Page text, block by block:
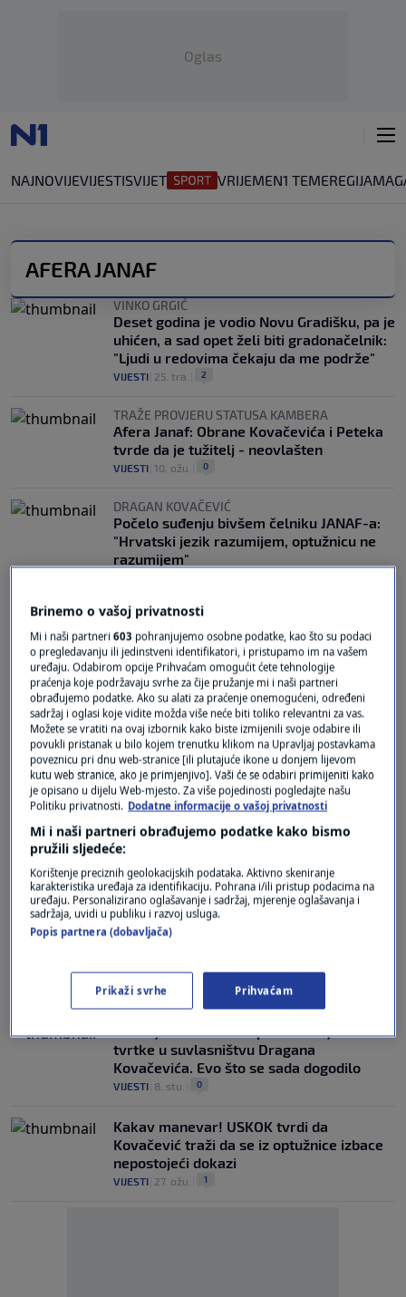
Oglas
NAJNOVIJEVIJESTISVIJET VRIJEMEN1 TEMEREGIJA
AFERA JANAF
VINKO GRGIĆ
Deset godina je vodio Novu Gradišku, pa je
uhićen, a sad opet želi biti gradonačelnik:
"Ljudi u redovima čekaju da me podrže"
VIJESTI 25. tra. 2
TRAŽE PROVJERU STATUSA KAMBERA
Afera Janaf: Obrane Kovačevića i Peteka
tvrde da je tužitelj - neovlašten
VIJESTI 10. ožu. 0
DRAGAN KOVAČEVIĆ
Počelo suđenju bivšem čelniku JANAF-a:
"Hrvatski jezik razumijem, optužnicu ne
razumijem"
Oglas
POČETAK SUĐENJA
Kovačević i suoptuženici odbacili optužbe
za namještanja poslova s Janafom, u
optužnici i Turudić
VIJESTI | 25. velj.| 1
krivnju na početku suđenja
VIJESTI| 11. velj.
Doznajemo: JANAF kupovao rakiju od
tvrtke u suvlasništvu Dragana
Kovačevića. Evo što se sada dogodilo
VIJESTI 8. stu. 0
Kakav manevar! USKOK tvrdi da
Kovačević traži da se iz optužnice izbace
nepostojeći dokazi
VIJESTI 27. ožu. 1
Brinemo o vašoj privatnosti
Mi i naši partneri603 pohranjujemo osobne podatke, kao što su podaci
o pregledavanju ili jedinstveni identifikatori, i pristupamo im na vašem
uređaju. Odabirom opcije Prihvaćam omogućit ćete tehnologije
praćenja koje podržavaju svrhe za čije pružanje mi i naši partneri
obrađujemo podatke. Ako su alati za praćenje onemogućeni, određeni
sadržaj i oglasi koje vidite možda više neće biti toliko relevantni za vas.
Možete se vratiti na ovaj izbornik kako biste izmijenili svoje odabire ili
povukli pristanak u bilo kojem trenutku klikom na Upravljaj postavkama
poveznicu pri dnu web-stranice [ili plutajuće ikone u donjem lijevom
kutu web stranice, ako je primjenjivo]. Vaši će se odabiri primijeniti kako
je opisano u dijelu Web-mjesto. Za više pojedinosti pogledajte našu
Politiku privatnosti. Dodatne informacije o vašoj privatnosti
Mi i naši partneri obrađujemo podatke kako bismo
pružili sljedeće:
Korištenje preciznih geolokacijskih podataka. Aktivno skeniranje
karakteristika uređaja za identifikaciju. Pohrana i/ili pristup podacima na
uređaju. Personalizirano oglašavanje i sadržaj, mjerenje oglašavanja i
sadržaja, uvidi u publiku i razvoj usluga.
Popis partnera (dobavljača)
Prikaži svrhe Prihvaćam